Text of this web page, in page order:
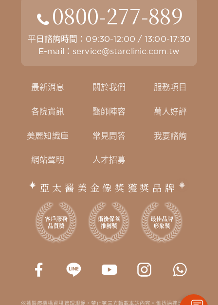
0800-277-889
平日諮詢時間：09:30-12:00 / 13:00-17:30
E-mail： service@starclinic.com.tw
最新消息 關於我們 服務項目
各院資訊 醫師陣容 萬人好評
美麗知識庫 常見問答 我要諮詢
網站聲明 人才招募
亞太醫美金像獎獲獎品牌
依據醫療機構資訊管理規範，禁止第三方轉載本站內容。惟透過搜尋